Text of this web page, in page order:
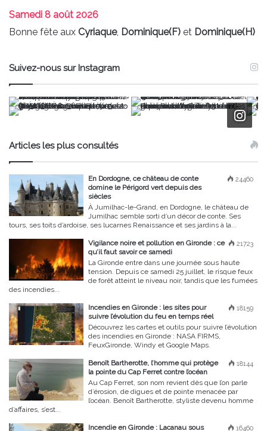
Samedi 8 août 2026
Bonne fête aux Cyriaque, Dominique(F) et Dominique(H)
Suivez-nous sur Instagram
Articles les plus consultés
24460
En Dordogne, ce château de conte
domine le Périgord vert depuis des
siècles
À Jumilhac-le-Grand, en Dordogne, le château de
Jumilhac semble sorti d’un décor de conte. Ses
tours, ses toits d’ardoise, ses lucarnes Renaissance et ses jardins à la...
21723
Vigilance noire et pollution en Gironde : ce
qu’il faut savoir ce samedi
La Gironde entre dans une journée sous haute
tension. Depuis ce samedi 25 juillet, le risque feux
de forêt atteint le niveau noir, tandis que les fumées
des incendies...
18159
Incendies en Gironde : les sites pour
suivre l’évolution du feu en temps réel
Découvrez les cartes et outils pour suivre l’évolution
des incendies en Gironde : NASA FIRMS,
FeuxGironde, Windy et Google Maps.
18144
Benoît Bartherotte, l’homme qui protège
la pointe du Cap Ferret contre l’océan
Au Cap Ferret, son nom revient dès que l’on parle
d’érosion, de digues et de pointe menacée par
l’océan. Benoît Bartherotte, styliste devenu homme
d’affaires, s’est...
16460
Incendie en Gironde : Lacanau sous